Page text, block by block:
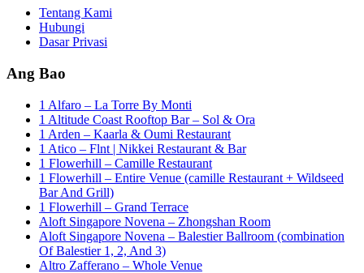
Tentang Kami
Hubungi
Dasar Privasi
Ang Bao
1 Alfaro – La Torre By Monti
1 Altitude Coast Rooftop Bar – Sol & Ora
1 Arden – Kaarla & Oumi Restaurant
1 Atico – Flnt | Nikkei Restaurant & Bar
1 Flowerhill – Camille Restaurant
1 Flowerhill – Entire Venue (camille Restaurant + Wildseed
Bar And Grill)
1 Flowerhill – Grand Terrace
Aloft Singapore Novena – Zhongshan Room
Aloft Singapore Novena – Balestier Ballroom (combination
Of Balestier 1, 2, And 3)
Altro Zafferano – Whole Venue